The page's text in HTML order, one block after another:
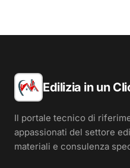
Edilizia in un
Il portale tecnico di
appassionati del settore
materiali e consulenza